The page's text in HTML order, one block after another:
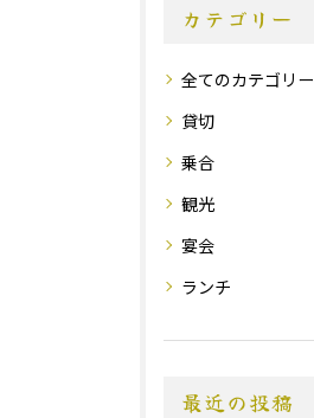
カテゴリー
全てのカテゴリー
貸切
乗合
観光
宴会
ランチ
最近の投稿